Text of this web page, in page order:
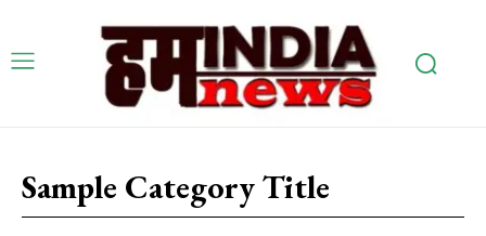
Sample Category Title